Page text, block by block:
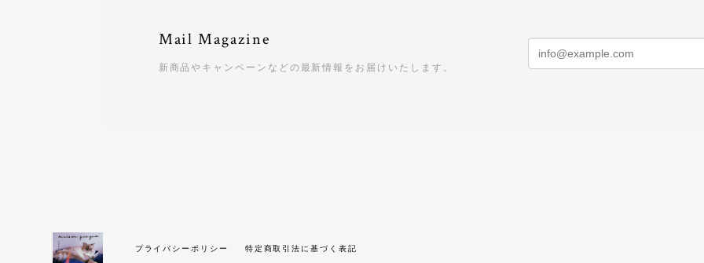
Mail Magazine
新商品やキャンペーンなどの最新情報をお届けいたします。
プライバシーポリシー 特定商取引法に基づく表記